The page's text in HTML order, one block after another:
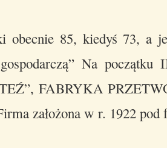
obecnie 85, kiedyś 73, a
gospodarczą” Na
FABRYKA
założona w r. 1922